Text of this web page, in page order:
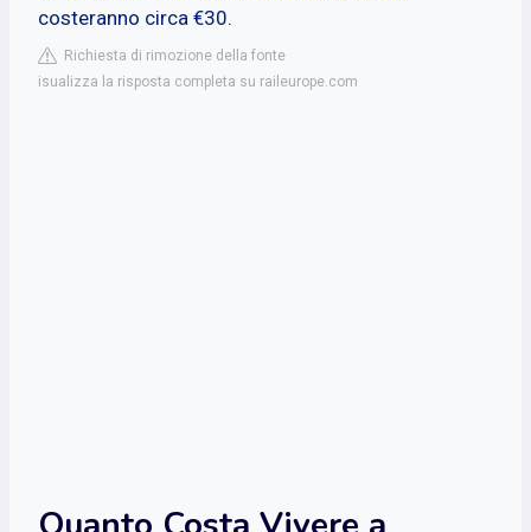
costeranno circa €30.
Richiesta di rimozione della fonte
isualizza la risposta completa su raileurope.com